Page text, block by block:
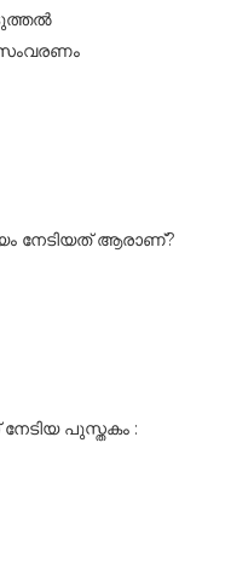
സംവരണം
നേടിയത്‌ ആരാണ്‌?
പുസ്തകം :